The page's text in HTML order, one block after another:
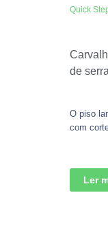
Quick
de serra
O piso
com
Ler